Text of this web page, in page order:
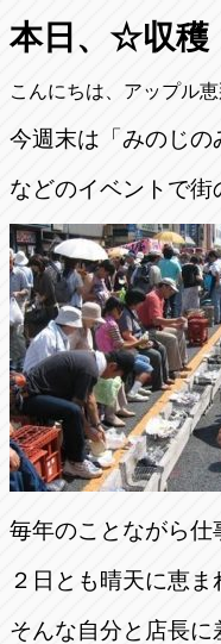
四日市店
市市午起3丁目1番3号
本日、☆収穫
こんにちは、アップル恵
今週末は「みのじの
などのイベントで街
毎年のことながら
２日とも晴天に恵
そんな自分と店長に